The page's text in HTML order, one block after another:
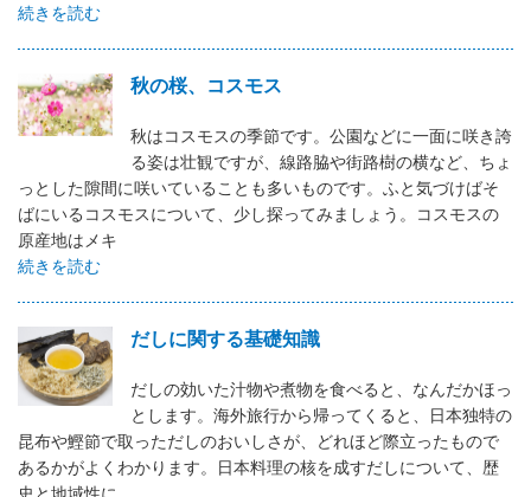
続きを読む
秋の桜、コスモス
秋はコスモスの季節です。公園などに一面に咲き誇
る姿は壮観ですが、線路脇や街路樹の横など、ちょ
っとした隙間に咲いていることも多いものです。ふと気づけばそ
ばにいるコスモスについて、少し探ってみましょう。コスモスの
原産地はメキ
続きを読む
だしに関する基礎知識
だしの効いた汁物や煮物を食べると、なんだかほっ
とします。海外旅行から帰ってくると、日本独特の
昆布や鰹節で取っただしのおいしさが、どれほど際立ったもので
あるかがよくわかります。日本料理の核を成すだしについて、歴
史と地域性に